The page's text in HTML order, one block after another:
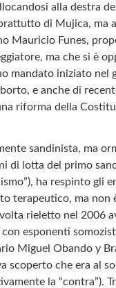
alla destra
di Mujica, ma
Mauricio Funes,
ma che si è
mandato iniziato nel
e anche di
riforma della
sandinista, ma
di lotta del primo
ha respinto gli
terapeutico, ma non
rieletto nel 2006
esponenti
Miguel Obando y
scoperto che era al
la “contra”).